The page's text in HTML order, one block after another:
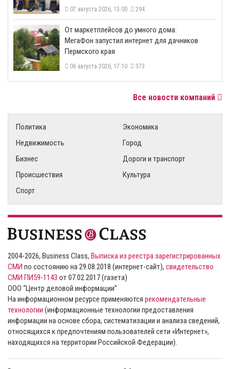
07 августа 2026, 13:00 294
От маркетплейсов до умного дома:
МегаФон запустил интернет для дачников
Пермского края
06 августа 2026, 17:10 373
Все новости компаний
Политика
Экономика
Недвижимость
Город
Бизнес
Дороги и транспорт
Происшествия
Культура
Спорт
2004-2026, Business Class, Выписка из реестра зарегистрированных
СМИ по состоянию на 29.08.2018 (интернет-сайт), свидетельство
СМИ ПИ59-1143 от 07.02.2017 (газета)
ООО “Центр деловой информации”
На информационном ресурсе применяются рекомендательные
технологии (информационные технологии предоставления
информации на основе сбора, систематизации и анализа сведений,
относящихся к предпочтениям пользователей сети «Интернет»,
находящихся на территории Российской Федерации).